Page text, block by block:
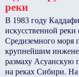
реки
В 1983 году
искусственной
Средиземного моря
крупнейшим
размаху Асуанскую
на реках Сибири. На